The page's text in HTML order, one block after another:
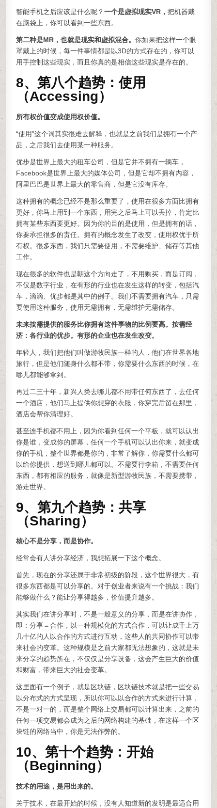
智能手机之后应该是什么呢？一个是虚拟现实VR，把机器戴
在脑袋上，你可以看到一些东西。
第二种是MR，也就是现实和虚拟混合。你如果把这样一个眼
罩戴上的时候，每一件事情都是以3D的方式存在的，你可以
用手控制这些现实，而且你真的是相信这些现实是存在的。
8、第八个趋势：使用
（Accessing）
所有权价值变成使用权价值。
“使用”这个词其实很难去解释，也就是之前我们是拥有一个产
品，之后我们去使用某一种服务。
优步是世界上最大的租车公司，但是它并不拥有一辆车，
Facebook是世界上最大的媒体公司，但是它却不拥有内容，
阿里巴巴是世界上最大的零售商，但是它没有库存。
这种拥有的概念已经不是那么重要了，使用在很多方面比拥有
更好，你马上用到一个东西，用完之后马上可以丢掉，肯定比
拥有某些东西要更好。因为你的目的是使用，但是拥有的话，
你要承担很多的责任。拥有的概念发生了改变，使用权优于所
有权。很多东西，我们只需要使用，不需要维护、储存等其他
工作。
现在很多的软件也是朝这个方向走了，不用购买，而是订阅，
不仅是数字行业，在有形的行业也在发生这样的转变，包括汽
车，滴滴、优步都是其中的例子。我们不需要拥有汽车，只需
要使用这种服务，使用无需拥有，无需维护无需储存。
未来按需提供的服务比你拥有这件事物的比例要高。按需经
济：各行业的优步。有形的企业也在发生改变。
年轻人，我们把他们叫做游牧民族一样的人，他们在世界各地
旅行，但是他们随身什么都不带，你需要什么东西的时候，在
哪儿都能够拿到。
再过二三十年，新兴人类去哪儿都不用带任何东西了，去任何
一个酒店，他们马上提供你想穿的衣服，你穿完后留在那里，
酒店会帮你清理好。
甚至连手机都不用上，因为你看到任何一个平板，就可以认出
你是谁，变成你的屏幕，任何一个手机可以认出你来，就变成
你的手机，整个世界都是你的，非常了解你，你需要什么都可
以给你提供，想送到哪儿都可以。不需要行李箱，不需要任何
东西，都有相应的服务，就像是新型游牧民族，不需要携带，
游走世界。
9、第九个趋势：共享
（Sharing）
核心不是分享，而是协作。
经常会有人讲分享经济，我想拓展一下这个概念。
首先，现在的分享还属于非常初级的阶段，这个世界很大，有
很多东西都是可以分享的。对于创业者来说有一个挑战：我们
能够做什么？能让分享得越多，价值提升越多。
其实我们在讲分享时，不是一般意义的分享，而是在讲协作，
即：分享＝合作，以一种规模化的方式合作，可以让成千上万
几十亿的人以合作的方式进行互动，这些人的共同协作可以带
来社会的变革。这种规模是之前大家都无法想象的，这就是未
来分享的趋势所在，不仅仅是分享设备，这会产生巨大的价值
和财富，带来巨大的社会变革。
这里面有一个例子，就是区块链，区块链技术就是把一些交易
以分布式的方式呈现，所以你可以以合作的方式来进行计算，
不是一对一的，而是整个网络上交易都可以计算出来，之前的
任何一项交易都会成为之后的网络构建的基础，在这样一个区
块链的网络当中，你是无法作弊的。
10、第十个趋势：开始
（Beginning）
技术的用途，是用出来的。
关于技术，在最开始的时候，没有人知道新的发明是最适合用